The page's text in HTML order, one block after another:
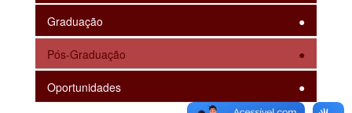
Graduação
Pós-Graduação
Oportunidades